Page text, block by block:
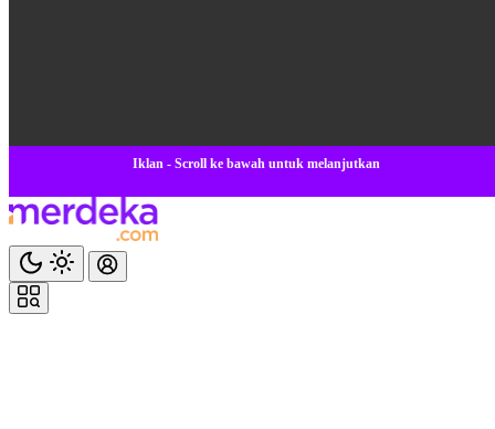
Iklan - Scroll ke bawah untuk melanjutkan